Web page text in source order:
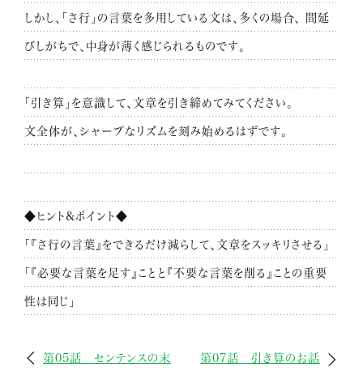
しかし、「さ行」の言葉を多用している文は、多くの場合、 間延
びしがちで、中身が薄く感じられるものです。
「引き算」を意識して、文章を引き締めてみてください。
文全体が、シャープなリズムを刻み始めるはずです。
◆ヒント&ポイント◆
「『さ行の言葉』をできるだけ減らして、文章をスッキリさせる」
「『必要な言葉を足す』ことと『不要な言葉を削る』ことの重要
性は同じ」
第05話 センテンスの末
第07話 引き算のお話